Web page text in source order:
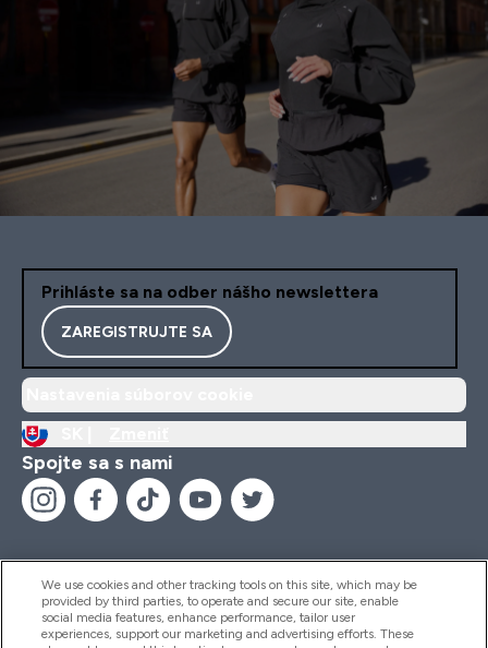
Prihláste sa na odber nášho newslettera
ZAREGISTRUJTE SA
Spojte sa s nami
Pomoc & Informácie
We use cookies and other tracking tools on this site, which may be
provided by third parties, to operate and secure our site, enable
social media features, enhance performance, tailor user
experiences, support our marketing and advertising efforts. These